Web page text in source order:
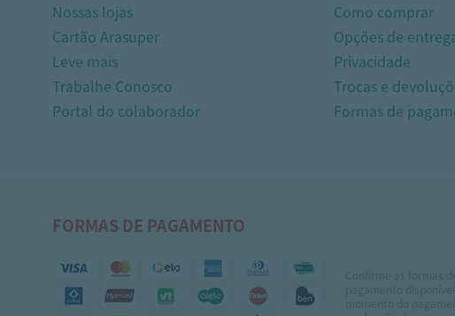
Nossas lojas
Cartão Arasuper
Leve mais
Trabalhe Conosco
Portal do colaborador
Como comprar
Opções de
Privacidade
Trocas e
Formas de
FORMAS DE PAGAMENTO